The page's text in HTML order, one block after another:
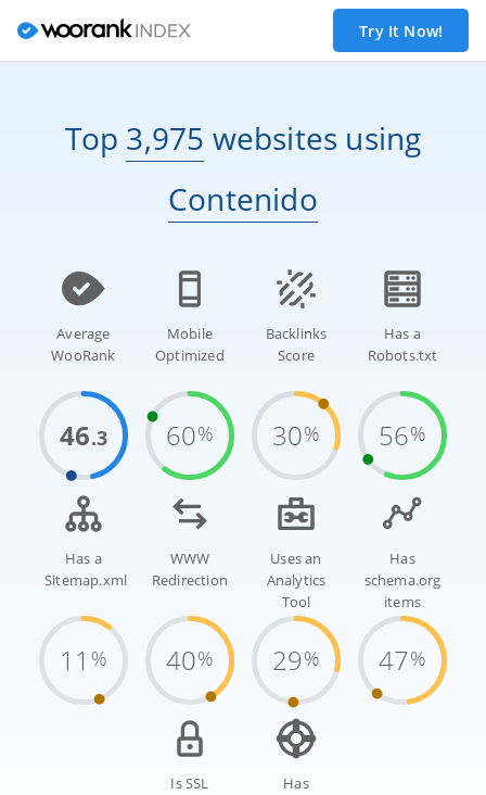
Try It Now!
Top 3,975 websites using
Contenido
Average
WooRank
46.3
Mobile
Optimized
60%
Backlinks
Score
30%
Has a
Robots.txt
56%
Has a
Sitemap.xml
11 %
WWW
Redirection
40%
Uses an
Analytics
Tool
29%
Has
schema.org
items
47%
Is SSL
Has